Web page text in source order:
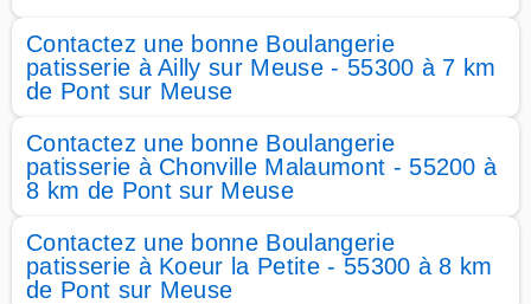
Contactez une bonne Boulangerie
patisserie à Ailly sur Meuse - 55300 à 7 km
de Pont sur Meuse
Contactez une bonne Boulangerie
patisserie à Chonville Malaumont - 55200 à
8 km de Pont sur Meuse
Contactez une bonne Boulangerie
patisserie à Koeur la Petite - 55300 à 8 km
de Pont sur Meuse